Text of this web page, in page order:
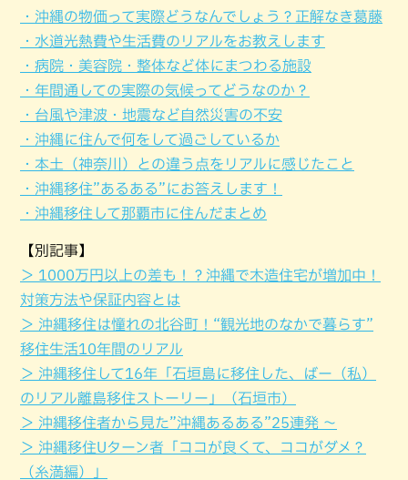
・沖縄の物価って実際どうなんでしょう？正解なき葛藤
・水道光熱費や生活費のリアルをお教えします
・病院・美容院・整体など体にまつわる施設
・年間通しての実際の気候ってどうなのか？
・台風や津波・地震など自然災害の不安
・沖縄に住んで何をして過ごしているか
・本土（神奈川）との違う点をリアルに感じたこと
・沖縄移住”あるある”にお答えします！
・沖縄移住して那覇市に住んだまとめ
【別記事】
＞ 1000万円以上の差も！？沖縄で木造住宅が増加中！
対策方法や保証内容とは
＞ 沖縄移住は憧れの北谷町！“観光地のなかで暮らす”
移住生活10年間のリアル
＞ 沖縄移住して16年「石垣島に移住した、ばー（私）
のリアル離島移住ストーリー」（石垣市）
＞ 沖縄移住者から見た”沖縄あるある”25連発 ～
＞ 沖縄移住Uターン者「ココが良くて、ココがダメ？
（糸満編）」